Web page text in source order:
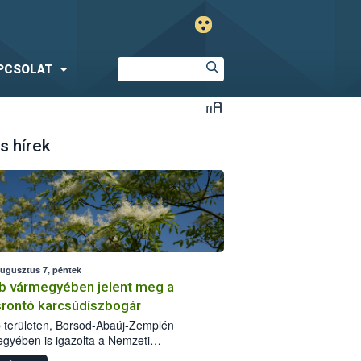
hírek
7, péntek
vármegyében jelent meg a
karcsúdíszbogár
területen, Borsod-Abaúj-Zemplén
is igazolta a Nemzeti
biztonsági Hivatal (Nébih) a